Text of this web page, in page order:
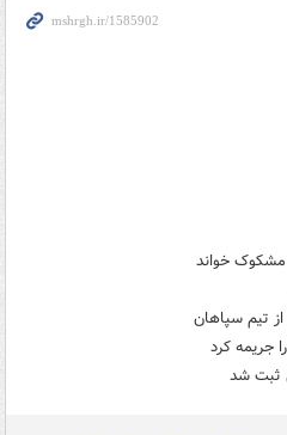
مشکوک خواند
جریمه کرد
ثبت شد